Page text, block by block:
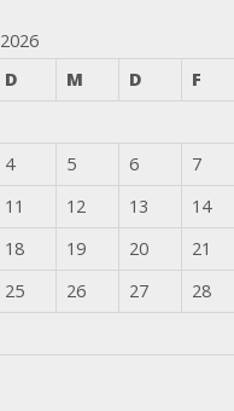
D M D F
4 5 6 7
11 12 13 14
18 19 20 21
25 26 27 28